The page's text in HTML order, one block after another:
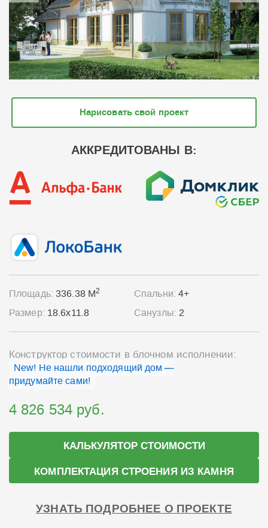
Нарисовать свой проект
АККРЕДИТОВАНЫ В:
Площадь:336.38 М2
Размер: 18.6x11.8
Спальни:4+
Санузлы:2
Конструктор стоимости в блочном исполнении:
New! Не нашли подходящий дом —
придумайте сами!
4 826 534 руб.
КАЛЬКУЛЯТОР СТОИМОСТИ
КОМПЛЕКТАЦИЯ СТРОЕНИЯ ИЗ КАМНЯ
УЗНАТЬ ПОДРОБНЕЕ О ПРОЕКТЕ